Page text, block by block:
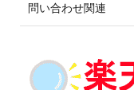
問い合わせ関連